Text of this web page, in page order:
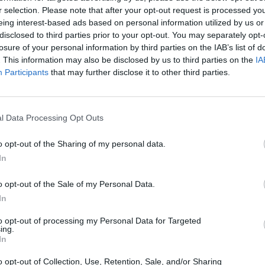
selection. Please note that after your opt-out request is processed
interest-based ads based on personal information utilized by us
to third parties prior to your opt-out. You may separately
of your personal information by third parties on the IAB’s list of
This information may also be disclosed by us to third parties on the
Participants that may further disclose it to other third parties.
Data Processing Opt Outs
opt-out of the Sharing of my personal data.
opt-out of the Sale of my Personal Data.
opt-out of processing my Personal Data for Targeted
opt-out of Collection, Use, Retention, Sale, and/or Sharing
Οικονομίας και Οικονομικών, μετά την ολοκλήρωση
εμπρόθεσμες αιτήσεις, με τις πέντε να φτάνουν στη
να προτείνεται ως ο νέος πρόεδρος της ΕΛΣΤΑΤ.